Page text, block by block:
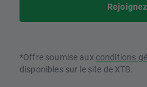
*Offre soumise aux conditions
disponibles sur le site de XTB.